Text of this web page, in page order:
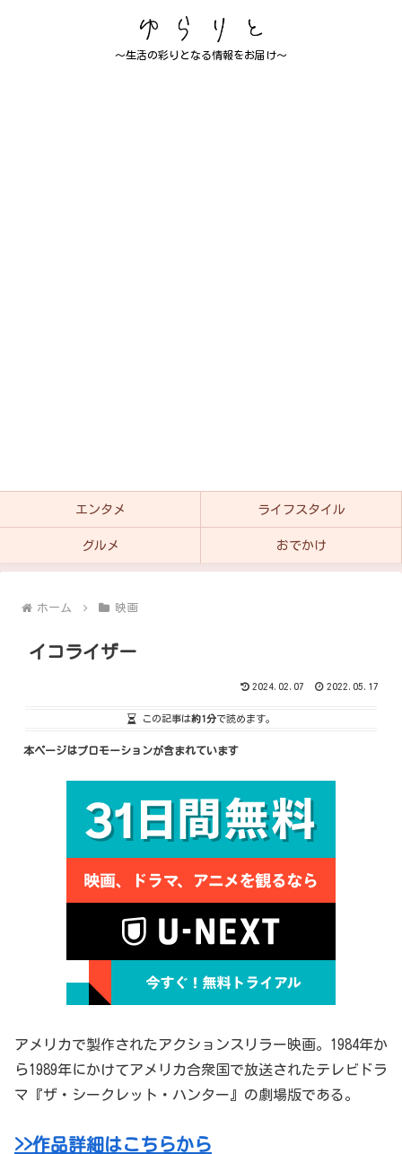
～生活の彩りとなる情報をお届け～
エンタメ ライフスタイル
グルメ おでかけ
ホーム 映画
イコライザー
2024.02.07 2022.05.17
この記事は約1分で読めます。
本ページはプロモーションが含まれています
アメリカで製作されたアクションスリラー映画。1984年か
ら1989年にかけてアメリカ合衆国で放送されたテレビドラ
マ『ザ・シークレット・ハンター』の劇場版である。
>>作品詳細はこちらから